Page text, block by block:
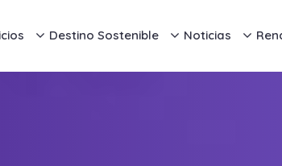
Destino Sostenible Noticias